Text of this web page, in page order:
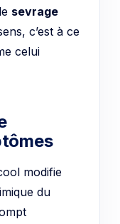
sevrage
c’est à ce
celui
modifie
du